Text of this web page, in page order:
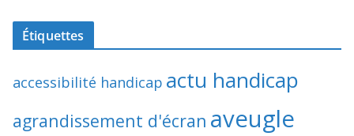
Étiquettes
accessibilité handicap actu handicap
agrandissement d'écran aveugle